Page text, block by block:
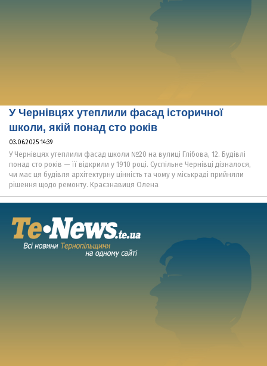
У Чернівцях утеплили фасад історичної
школи, якій понад сто років
03.06.2025 14:39
У Чернівцях утеплили фасад школи №20 на вулиці Глібова, 12. Будівлі
понад сто років — її відкрили у 1910 році. Суспільне Чернівці дізналося,
чи має ця будівля архітектурну цінність та чому у міськраді прийняли
рішення щодо ремонту. Краєзнавиця Олена